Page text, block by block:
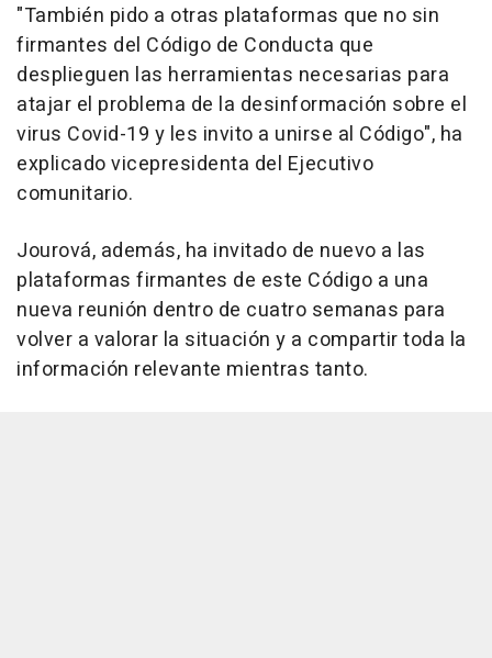
"También pido a otras plataformas que no sin
firmantes del Código de Conducta que
desplieguen las herramientas necesarias para
atajar el problema de la desinformación sobre el
virus Covid-19 y les invito a unirse al Código", ha
explicado vicepresidenta del Ejecutivo
comunitario.
Jourová, además, ha invitado de nuevo a las
plataformas firmantes de este Código a una
nueva reunión dentro de cuatro semanas para
volver a valorar la situación y a compartir toda la
información relevante mientras tanto.